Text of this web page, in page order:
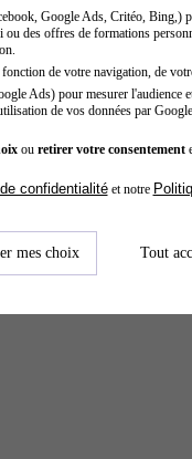
Google Ads, Critéo, Bing,)
des offres de formations
de votre navigation, de
Ads) pour mesurer l'audience
de vos données par
ou retirer votre consentement
confidentialitéet notre
mes choix Tout